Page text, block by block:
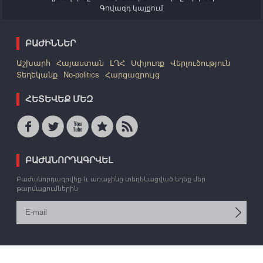
Գովազդ կայքում
ԲԱԺԻՆՆԵՐ
Աշխարհ Հայաստան ԼՂՀ Սփյուռք
Վերլուծություն
Տեղեկանք
No-politics Հարցազրույց
ՀԵՏԵՎԵՔ ՄԵԶ
ԲԱԺԱՆՈՐԴԱԳՐՎԵԼ
Բաժանորդագրվեք և առաջինը տեղեկացված եղեք մեր
թարմացումներին